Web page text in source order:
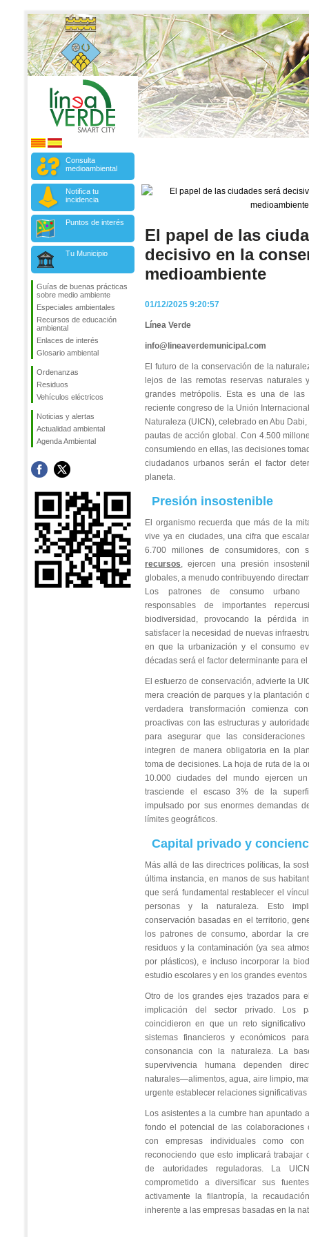
Consulta
medioambiental
Notifica tu
incidencia
Puntos de interés
Tu Municipio
Guías de buenas prácticas
sobre medio ambiente
Especiales ambientales
Recursos de educación
ambiental
Enlaces de interés
Glosario ambiental
Ordenanzas
Residuos
Vehículos eléctricos
Noticias y alertas
Actualidad ambiental
Agenda Ambiental
El papel de las
decisivo en la
medioambiente
01/12/2025 9:20:57
Línea Verde
info@lineaverdemunicipal.com
El futuro de la conservación de la
lejos de las remotas reservas
grandes metrópolis. Esta es una de las
reciente congreso de la Unión
Naturaleza (UICN), celebrado en Abu
pautas de acción global. Con 4.500
consumiendo en ellas, las decisiones
ciudadanos urbanos serán el factor
planeta.
Presión insostenible
El organismo recuerda que más de la
vive ya en ciudades, una cifra que
6.700 millones de consumidores, con
recursos, ejercen una presión
globales, a menudo contribuyendo
Los patrones de consumo urbano
responsables de importantes
biodiversidad, provocando la pérdida
satisfacer la necesidad de nuevas
en que la urbanización y el consumo
décadas será el factor determinante para
El esfuerzo de conservación, advierte la
mera creación de parques y la plantación
verdadera transformación comienza
proactivas con las estructuras y
para asegurar que las
integren de manera obligatoria en la
toma de decisiones. La hoja de ruta de la
10.000 ciudades del mundo ejercen
trasciende el escaso 3% de la
impulsado por sus enormes demandas
límites geográficos.
Capital privado y
Más allá de las directrices políticas, la
última instancia, en manos de sus
que será fundamental restablecer el
personas y la naturaleza. Esto
conservación basadas en el territorio,
los patrones de consumo, abordar la
residuos y la contaminación (ya sea
por plásticos), e incluso incorporar la
estudio escolares y en los grandes
Otro de los grandes ejes trazados para
implicación del sector privado. Los
coincidieron en que un reto
sistemas financieros y económicos
consonancia con la naturaleza. La
supervivencia humana dependen
naturales—alimentos, agua, aire limpio,
urgente establecer relaciones
Los asistentes a la cumbre han apuntado
fondo el potencial de las colaboraciones
con empresas individuales como con
reconociendo que esto implicará trabajar
de autoridades reguladoras. La
comprometido a diversificar sus
activamente la filantropía, la
inherente a las empresas basadas en la